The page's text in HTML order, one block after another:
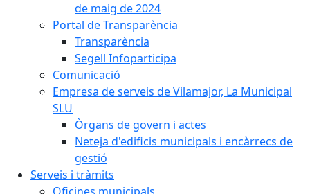
de maig de 2024
Portal de Transparència
Transparència
Segell Infoparticipa
Comunicació
Empresa de serveis de Vilamajor, La Municipal
SLU
Òrgans de govern i actes
Neteja d'edificis municipals i encàrrecs de
gestió
Serveis i tràmits